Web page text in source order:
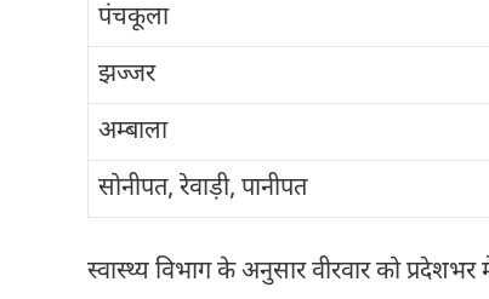
पंचकूला
झज्जर
अम्बाला
सोनीपत, रेवाड़ी, पानीपत
स्वास्थ्य विभाग के अनुसार वीरवार को